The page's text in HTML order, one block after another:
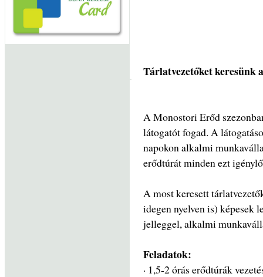
Tárlatvezetőket
A Monostori Erőd
látogatót fogad. A
napokon alkalmi
erődtúrát minden ezt
A most keresett
idegen nyelven is) képesek
jelleggel, alkalmi
Feladatok:
· 1,5-2 órás erődtúrák